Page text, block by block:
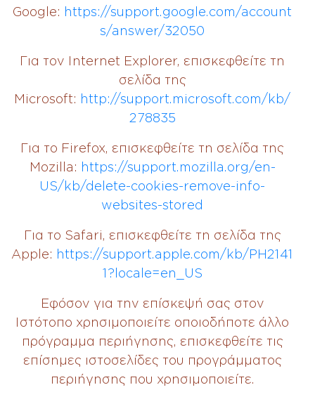
Google: https://support.google.com/account
s/answer/32050
Για τον Internet Explorer, επισκεφθείτε τη
σελίδα της
Microsoft: http://support.microsoft.com/kb/
278835
Για το Firefox, επισκεφθείτε τη σελίδα της
Mozilla: https://support.mozilla.org/en-
US/kb/delete-cookies-remove-info-
websites-stored
Για το Safari, επισκεφθείτε τη σελίδα της
Apple: https://support.apple.com/kb/PH2141
1?locale=en_US
Εφόσον για την επίσκεψή σας στον
Ιστότοπο χρησιμοποιείτε οποιοδήποτε άλλο
πρόγραμμα περιήγησης, επισκεφθείτε τις
επίσημες ιστοσελίδες του προγράμματος
περιήγησης που χρησιμοποιείτε.